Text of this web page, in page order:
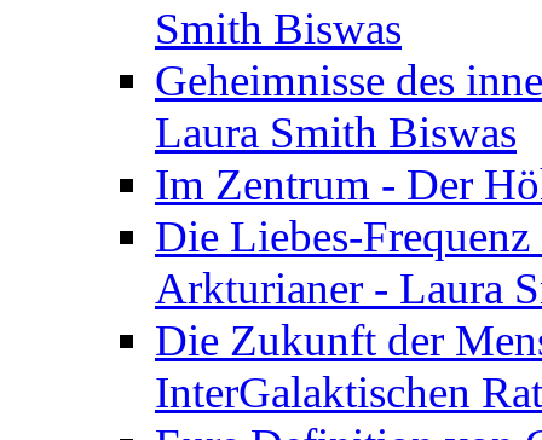
Smith Biswas
Geheimnisse des
Laura Smith Biswas
Im Zentrum - Der
Die Liebes-
Arkturianer - Laura
Die Zukunft der
InterGalaktischen